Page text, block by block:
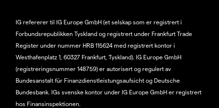
IG refererer til IG Europe GmbH (et selskap som er registrert i
Forbundsrepublikken Tyskland og registrert under Frankfurt Trade
Register under nummer HRB 115624 med registrert kontor i
Westhafenplatz 1, 60327 Frankfurt, Tyskland). IG Europe GmbH
(registreringsnummer 148759) er autorisert og regulert av
Bundesanstalt für Finanzdienstleistungsaufsicht og Deutsche
Bundesbank. IGs svenske kontor under IG Europe GmbH er registrert
hos Finansinspektionen.